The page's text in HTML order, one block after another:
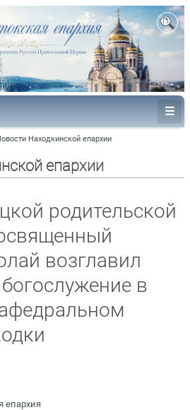
Находкинской епархии
епархии
родительской
возглавил
в
епархия